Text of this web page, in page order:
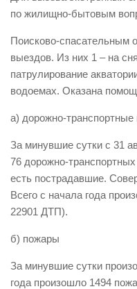
История
Виды деятельности
Обслуживание
Уголок гражданской
Пресс-центр
Наша работа
по жилищно-бытовым
Поисково-спасательным
выездов. Из них 1 – на
патрулирование
водоемах. Оказана
а) дорожно-транспортные
За минувшие сутки с 31
76 дорожно-
есть пострадавшие.
Всего с начала года
22901 ДТП).
б) пожары
За минувшие сутки
года произошло 1494